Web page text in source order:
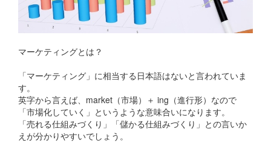
マーケティングとは？
「マーケティング」に相当する日本語はないと言われていま
す。
英字から言えば、market（市場）＋ ing（進行形）なので
「市場化していく」というような意味合いになります。
「売れる仕組みづくり」「儲かる仕組みづくり」との言いか
えが分かりやすいでしょう。